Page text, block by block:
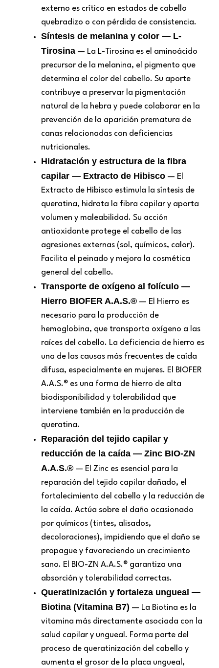
externo es crítico en estados de cabello
quebradizo o con pérdida de consistencia.
Síntesis de melanina y color — L-
Tirosina — La L-Tirosina es el aminoácido
precursor de la melanina, el pigmento que
determina el color del cabello. Su aporte
contribuye a preservar la pigmentación
natural de la hebra y puede colaborar en la
prevención de la aparición prematura de
canas relacionadas con deficiencias
nutricionales.
Hidratación y estructura de la fibra
capilar — Extracto de Hibisco — El
Extracto de Hibisco estimula la síntesis de
queratina, hidrata la fibra capilar y aporta
volumen y maleabilidad. Su acción
antioxidante protege el cabello de las
agresiones externas (sol, químicos, calor).
Facilita el peinado y mejora la cosmética
general del cabello.
Transporte de oxígeno al folículo —
Hierro BIOFER A.A.S.® — El Hierro es
necesario para la producción de
hemoglobina, que transporta oxígeno a las
raíces del cabello. La deficiencia de hierro es
una de las causas más frecuentes de caída
difusa, especialmente en mujeres. El BIOFER
A.A.S.® es una forma de hierro de alta
biodisponibilidad y tolerabilidad que
interviene también en la producción de
queratina.
Reparación del tejido capilar y
reducción de la caída — Zinc BIO-ZN
A.A.S.® — El Zinc es esencial para la
reparación del tejido capilar dañado, el
fortalecimiento del cabello y la reducción de
la caída. Actúa sobre el daño ocasionado
por químicos (tintes, alisados,
decoloraciones), impidiendo que el daño se
propague y favoreciendo un crecimiento
sano. El BIO-ZN A.A.S.® garantiza una
absorción y tolerabilidad correctas.
Queratinización y fortaleza ungueal —
Biotina (Vitamina B7) — La Biotina es la
vitamina más directamente asociada con la
salud capilar y ungueal. Forma parte del
proceso de queratinización del cabello y
aumenta el grosor de la placa ungueal,